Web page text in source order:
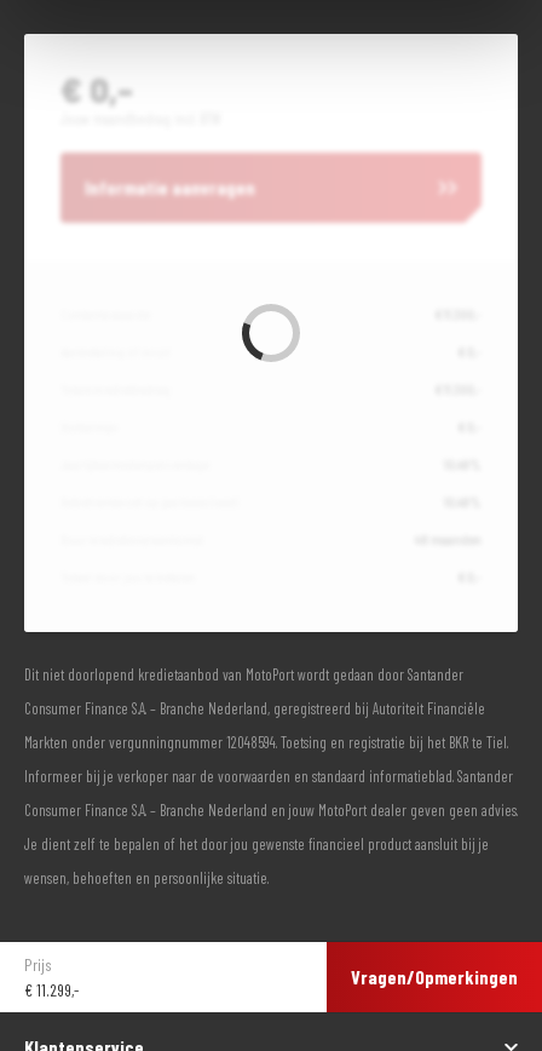
€ 0,-
Informatie aanvragen
Dit niet doorlopend kredietaanbod van MotoPort wordt gedaan door Santander
Consumer Finance S.A. – Branche Nederland, geregistreerd bij Autoriteit Financiële
Markten onder vergunningnummer 12048594. Toetsing en registratie bij het BKR te Tiel.
Informeer bij je verkoper naar de voorwaarden en standaard informatieblad. Santander
Consumer Finance S.A. – Branche Nederland en jouw MotoPort dealer geven geen advies.
Je dient zelf te bepalen of het door jou gewenste financieel product aansluit bij je
wensen, behoeften en persoonlijke situatie.
Prijs
€11.299,-
Vragen/Opmerkingen